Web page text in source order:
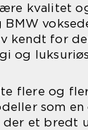
kvalitet
kendt for
og
flere og
som en
der et bredt